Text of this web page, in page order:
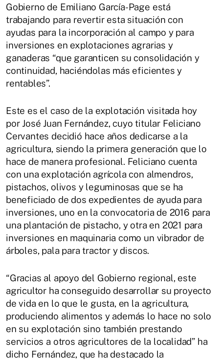
Gobierno de Emiliano García-Page está
trabajando para revertir esta situación con
ayudas para la incorporación al campo y para
inversiones en explotaciones agrarias y
ganaderas “que garanticen su consolidación y
continuidad, haciéndolas más eficientes y
rentables”.
Este es el caso de la explotación visitada hoy
por José Juan Fernández, cuyo titular Feliciano
Cervantes decidió hace años dedicarse a la
agricultura, siendo la primera generación que lo
hace de manera profesional. Feliciano cuenta
con una explotación agrícola con almendros,
pistachos, olivos y leguminosas que se ha
beneficiado de dos expedientes de ayuda para
inversiones, uno en la convocatoria de 2016 para
una plantación de pistacho, y otra en 2021 para
inversiones en maquinaria como un vibrador de
árboles, pala para tractor y discos.
“Gracias al apoyo del Gobierno regional, este
agricultor ha conseguido desarrollar su proyecto
de vida en lo que le gusta, en la agricultura,
produciendo alimentos y además lo hace no solo
en su explotación sino también prestando
servicios a otros agricultores de la localidad” ha
dicho Fernández, que ha destacado la